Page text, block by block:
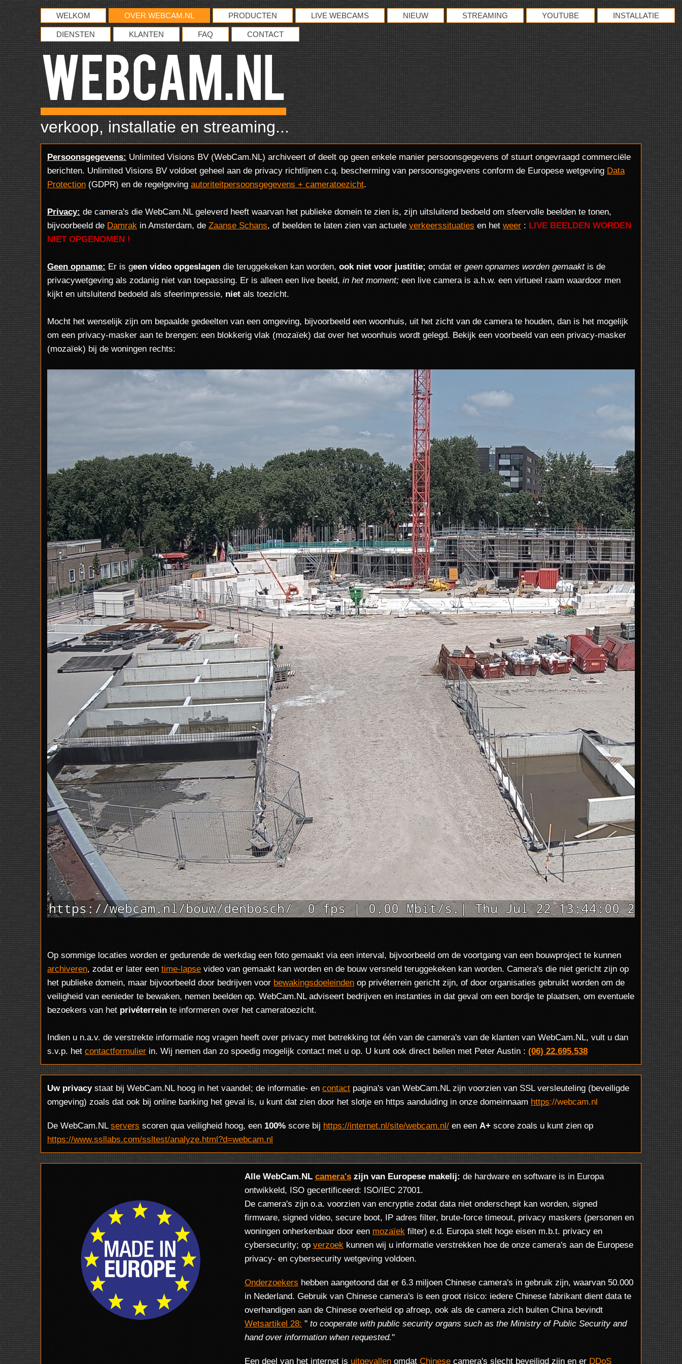
WELKOM OVER WEBCAM.NL PRODUCTEN LIVE WEBCAMS NIEUW STREAMING YOUTUBE INSTALLATIE
DIENSTEN KLANTEN FAQ CONTACT
WebCam.NL
verkoop, installatie en streaming...
Persoonsgegevens: Unlimited Visions BV (WebCam.NL) archiveert of deelt op geen enkele manier persoonsgegevens of stuurt ongevraagd commerciële
berichten. Unlimited Visions BV voldoet geheel aan de privacy richtlijnen c.q. bescherming van persoonsgegevens conform de Europese wetgeving Data
Protection (GDPR) en de regelgeving autoriteitpersoonsgegevens + cameratoezicht.
Privacy: de camera's die WebCam.NL geleverd heeft waarvan het publieke domein te zien is, zijn uitsluitend bedoeld om sfeervolle beelden te tonen,
bijvoorbeeld de Damrak in Amsterdam, de Zaanse Schans, of beelden te laten zien van actuele verkeerssituaties en het weer : LIVE BEELDEN WORDEN
NIET OPGENOMEN !
Geen opname: Er is geen video opgeslagen die teruggekeken kan worden, ook niet voor justitie; omdat er geen opnames worden gemaaktis de
privacywetgeving als zodanig niet van toepassing. Er is alleen een live beeld, in het moment; een live camera is a.h.w. een virtueel raam waardoor men
kijkt en uitsluitend bedoeld als sfeerimpressie, niet als toezicht.
Mocht het wenselijk zijn om bepaalde gedeelten van een omgeving, bijvoorbeeld een woonhuis, uit het zicht van de camera te houden, dan is het mogelijk
om een privacy-masker aan te brengen: een blokkerig vlak (mozaïek) dat over het woonhuis wordt gelegd. Bekijk een voorbeeld van een privacy-masker
(mozaïek) bij de woningen rechts:
Op sommige locaties worden er gedurende de werkdag een foto gemaakt via een interval, bijvoorbeeld om de voortgang van een bouwproject te kunnen
archiveren, zodat er later een time-lapse video van gemaakt kan worden en de bouw versneld teruggekeken kan worden. Camera's die niet gericht zijn op
het publieke domein, maar bijvoorbeeld door bedrijven voor bewakingsdoeleinden op privéterrein gericht zijn, of door organisaties gebruikt worden om de
veiligheid van eenieder te bewaken, nemen beelden op. WebCam.NL adviseert bedrijven en instanties in dat geval om een bordje te plaatsen, om eventuele
bezoekers van het privéterrein te informeren over het cameratoezicht.
Indien u n.a.v. de verstrekte informatie nog vragen heeft over privacy met betrekking tot één van de camera's van de klanten van WebCam.NL, vult u dan
s.v.p. het contactformulier in. Wij nemen dan zo spoedig mogelijk contact met u op. U kunt ook direct bellen met Peter Austin : (06) 22.695.538
Uw privacystaat bij WebCam.NL hoog in het vaandel; de informatie- en contact pagina's van WebCam.NL zijn voorzien van SSL versleuteling (beveiligde
omgeving) zoals dat ook bij online banking het geval is, u kunt dat zien door het slotje en https aanduiding in onze domeinnaam https://webcam.nl
De WebCam.NL servers scoren qua veiligheid hoog, een 100% score bij https://internet.nl/site/webcam.nl/ en een A+ score zoals u kunt zien op
https://www.ssllabs.com/ssltest/analyze.html?d=webcam.nl
Alle WebCam.NL camera'szijn van Europese makelij: de hardware en software is in Europa
ontwikkeld, ISO gecertificeerd: ISO/IEC 27001.
De camera's zijn o.a. voorzien van encryptie zodat data niet onderschept kan worden, signed
firmware, signed video, secure boot, IP adres filter, brute-force timeout, privacy maskers (personen en
woningen onherkenbaar door een mozaïekfilter) e.d. Europa stelt hoge eisen m.b.t. privacy en
cybersecurity; op verzoekkunnen wij u informatie verstrekken hoe de onze camera's aan de Europese
privacy- en cybersecurity wetgeving voldoen.
Onderzoekers hebben aangetoond dat er 6.3 miljoen Chinese camera's in gebruik zijn, waarvan 50.000
in Nederland. Gebruik van Chinese camera's is een groot risico: iedere Chinese fabrikant dient data te
overhandigen aan de Chinese overheid op afroep, ook als de camera zich buiten China bevindt
Wetsartikel 28: " to cooperate with public security organs such as the Ministry of Public Security and
hand over information when requested."
Een deel van het internet is uitgevallenomdat Chinesecamera's slecht beveiligd zijn en er DDoS